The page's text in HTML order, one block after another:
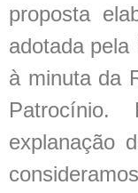
proposta
adotada
à minuta da
explanação